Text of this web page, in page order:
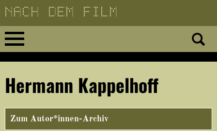
Direkt
zum
Inhalt
Home
No 23
No 01–22
Hermann Kappelhoff
Zum Autor*innen-Archiv